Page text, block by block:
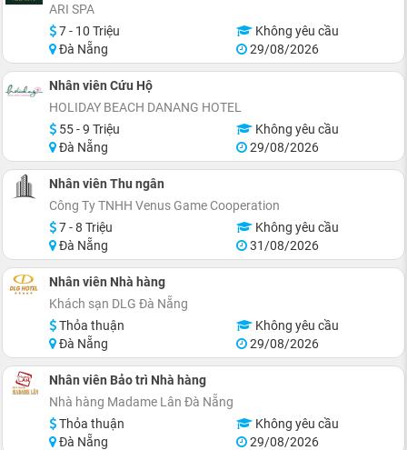
ARI SPA
7 - 10 Triệu
Không yêu cầu
Đà Nẵng
29/08/2026
Nhân viên Cứu Hộ
HOLIDAY BEACH DANANG HOTEL
55 - 9 Triệu
Không yêu cầu
Đà Nẵng
29/08/2026
Nhân viên Thu ngân
Công Ty TNHH Venus Game Cooperation
7 - 8 Triệu
Không yêu cầu
Đà Nẵng
31/08/2026
Nhân viên Nhà hàng
Khách sạn DLG Đà Nẵng
Thỏa thuận
Không yêu cầu
Đà Nẵng
29/08/2026
Nhân viên Bảo trì Nhà hàng
Nhà hàng Madame Lân Đà Nẵng
Thỏa thuận
Không yêu cầu
Đà Nẵng
29/08/2026